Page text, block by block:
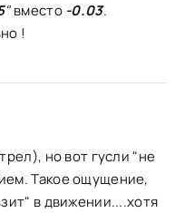
"вместо -0.03.
!
но вот гусли "не
Такое ощущение,
в движении....хотя